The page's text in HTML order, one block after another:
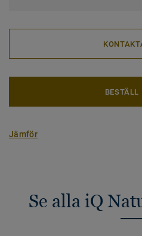
BESTÄLL
Jämför
Se alla iQ